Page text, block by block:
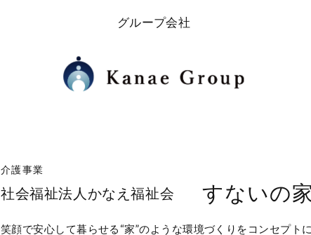
グループ会社
介護事業
社会福祉法人かなえ福祉会 すないの
笑顔で安心して暮らせる“家”のような環境づくりをコンセプト